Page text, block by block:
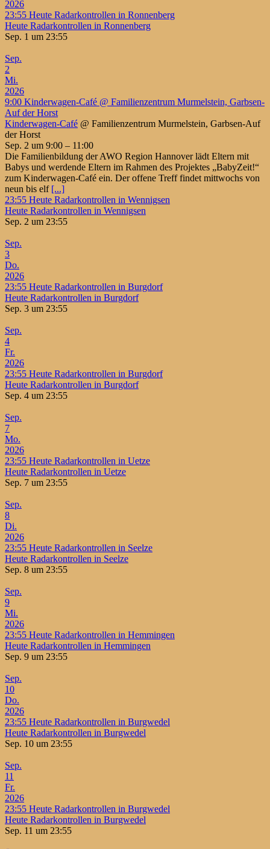
2026
23:55 Heute Radarkontrollen in Ronnenberg
Heute Radarkontrollen in Ronnenberg
Sep. 1 um 23:55
Sep.
2
Mi.
2026
9:00 Kinderwagen-Café @ Familienzentrum Murmelstein, Garbsen-
Auf der Horst
Kinderwagen-Café @ Familienzentrum Murmelstein, Garbsen-Auf
der Horst
Sep. 2 um 9:00 – 11:00
Die Familienbildung der AWO Region Hannover lädt Eltern mit
Babys und werdende Eltern im Rahmen des Projektes „BabyZeit!“
zum Kinderwagen-Café ein. Der offene Treff findet mittwochs von
neun bis elf [...]
23:55 Heute Radarkontrollen in Wennigsen
Heute Radarkontrollen in Wennigsen
Sep. 2 um 23:55
Sep.
3
Do.
2026
23:55 Heute Radarkontrollen in Burgdorf
Heute Radarkontrollen in Burgdorf
Sep. 3 um 23:55
Sep.
4
Fr.
2026
23:55 Heute Radarkontrollen in Burgdorf
Heute Radarkontrollen in Burgdorf
Sep. 4 um 23:55
Sep.
7
Mo.
2026
23:55 Heute Radarkontrollen in Uetze
Heute Radarkontrollen in Uetze
Sep. 7 um 23:55
Sep.
8
Di.
2026
23:55 Heute Radarkontrollen in Seelze
Heute Radarkontrollen in Seelze
Sep. 8 um 23:55
Sep.
9
Mi.
2026
23:55 Heute Radarkontrollen in Hemmingen
Heute Radarkontrollen in Hemmingen
Sep. 9 um 23:55
Sep.
10
Do.
2026
23:55 Heute Radarkontrollen in Burgwedel
Heute Radarkontrollen in Burgwedel
Sep. 10 um 23:55
Sep.
11
Fr.
2026
23:55 Heute Radarkontrollen in Burgwedel
Heute Radarkontrollen in Burgwedel
Sep. 11 um 23:55